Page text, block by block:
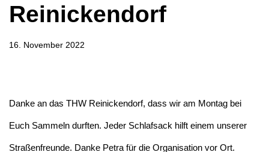
Reinickendorf
16. November 2022
Danke an das THW Reinickendorf, dass wir am Montag bei
Euch Sammeln durften. Jeder Schlafsack hilft einem unserer
Straßenfreunde. Danke Petra für die Organisation vor Ort.